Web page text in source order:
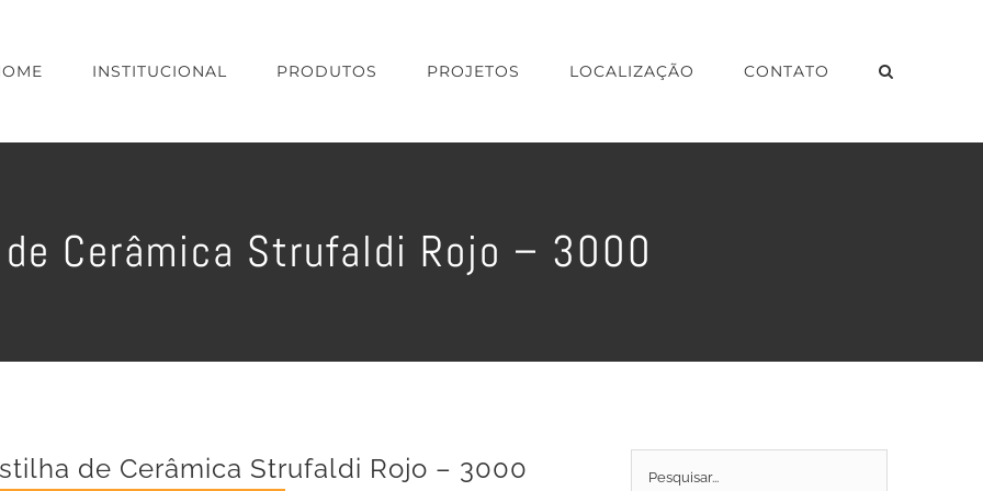
INSTITUCIONAL PRODUTOS PROJETOS LOCALIZAÇÃO CONTATO
Cerâmica Strufaldi Rojo – 3000
de Cerâmica Strufaldi Rojo – 3000